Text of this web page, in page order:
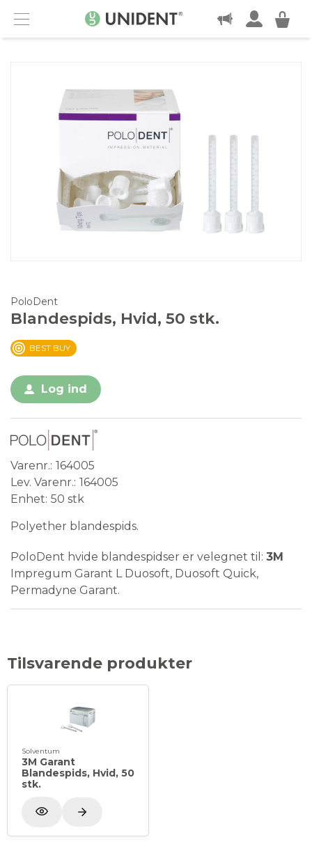
Menu
KONTAKT
PoloDent
Blandespids, Hvid, 50 stk.
BEST BUY
Log ind
Varenr. 164005
Lev. Varenr. 164005
Enhet 50 stk
Polyether blandespids.
PoloDent hvide blandespidser er velegnet til: 3M
Impregum Garant L Duosoft, Duosoft Quick,
Permadyne Garant.
Tilsvarende produkter
Solventum
3M Garant
Blandespids, Hvid, 50
stk.